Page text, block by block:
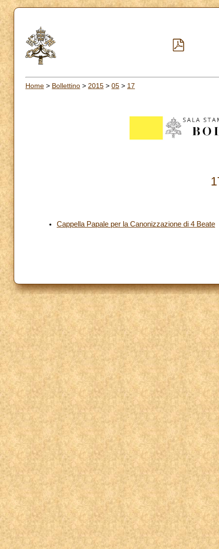
Home > Bollettino > 2015 > 05 > 17
Cappella Papale per la Canonizzazione di 4 Beate